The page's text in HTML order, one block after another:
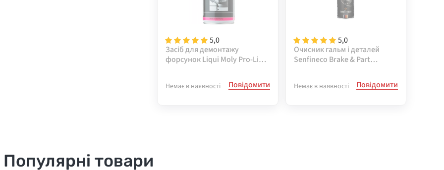
5,0
Засіб для демонтажу
форсунок Liqui Moly Pro-Line
Немає в наявності Повідомити
5,0
Очисник гальм і деталей
Senfineco Brake & Part
Немає в наявності Повідомити
Популярні товари